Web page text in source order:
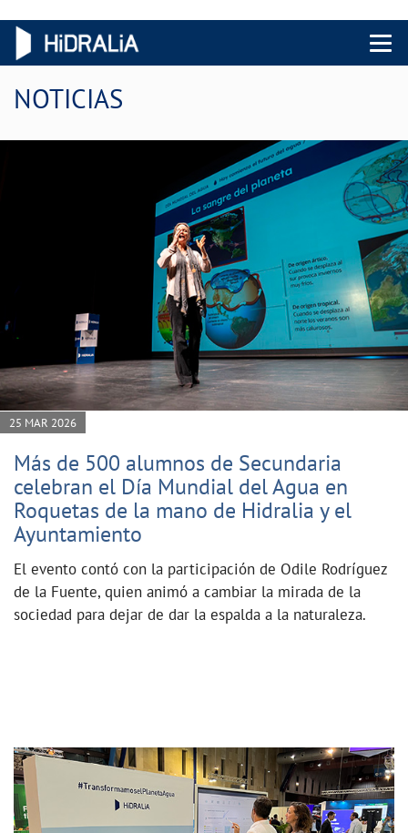
Menu
NOTICIAS
25 MAR 2026
Más de 500 alumnos de Secundaria
celebran el Día Mundial del Agua en
Roquetas de la mano de Hidralia y el
Ayuntamiento
El evento contó con la participación de Odile Rodríguez
de la Fuente, quien animó a cambiar la mirada de la
sociedad para dejar de dar la espalda a la naturaleza.